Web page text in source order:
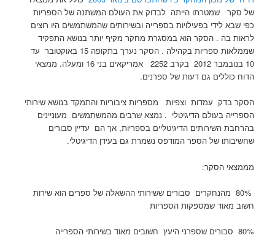
של סקר שמטרתו הייתה לבדוק את העולם המשתנה של הספריות
כפי שבא לידי בפעילויות בספרייה ובשירותים שהמשתמשים היו רוצים
לראות בה . הסקר הוא במסגרת מחקר מקיף יותר בנושא התפקיד
שממלאות ספריות בקהילה . הסקר נערך בתקופה 15 באוקטובר עד
10 בנובמבר 2012 בקרב 2252 אמריקאים בני 16 ומעלה. ממצאי
הדוח כוללים גם דעות של ספרנים.
הסקר בדק עמדות וצפיות מספריות ציבוריות והתמקד בנושא שירותי
הספרייה בעולם הדיגיטלי . נמצא שרבים מהמשתמשים מעוניינים
בהרחבת השירותים הדיגיטליים בספריות, אך הם עדיין סבורים
שחשיבותו של הספר המודפס נשמרת גם בעידן הדיגיטלי.
מממצאי הסקר:
80% מהנחקרים סבורים ששירותי ההשאלה של ספרים הוא שירות
חשוב מאוד שמספקות הספריות
80% סבורים שספרני היעץ חשובים מאוד בשירותי הספרייה